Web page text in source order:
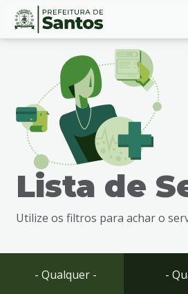
Ir
busca
Ir
Conteúdo
Lista de
Utilize os filtros para achar o
- Qualquer - -